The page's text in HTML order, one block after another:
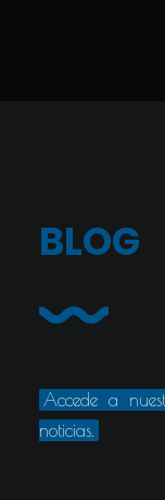
BLOG
Accede a
noticias.